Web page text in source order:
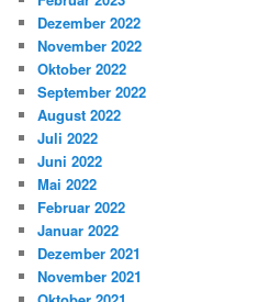
Dezember 2022
November 2022
Oktober 2022
September 2022
August 2022
Juli 2022
Juni 2022
Mai 2022
Februar 2022
Januar 2022
Dezember 2021
November 2021